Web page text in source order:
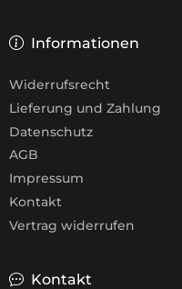
Informationen
Widerrufsrecht
Lieferung und Zahlung
Datenschutz
AGB
Impressum
Kontakt
Vertrag widerrufen
Kontakt